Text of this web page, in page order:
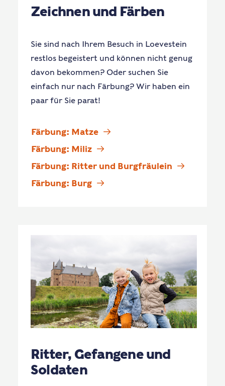
Zeichnen und Färben
Sie sind nach Ihrem Besuch in Loevestein
restlos begeistert und können nicht genug
davon bekommen? Oder suchen Sie
einfach nur nach Färbung? Wir haben ein
paar für Sie parat!
Färbung: Matze
Färbung: Miliz
Färbung: Ritter und Burgfräulein
Färbung: Burg
Ritter, Gefangene und
Soldaten